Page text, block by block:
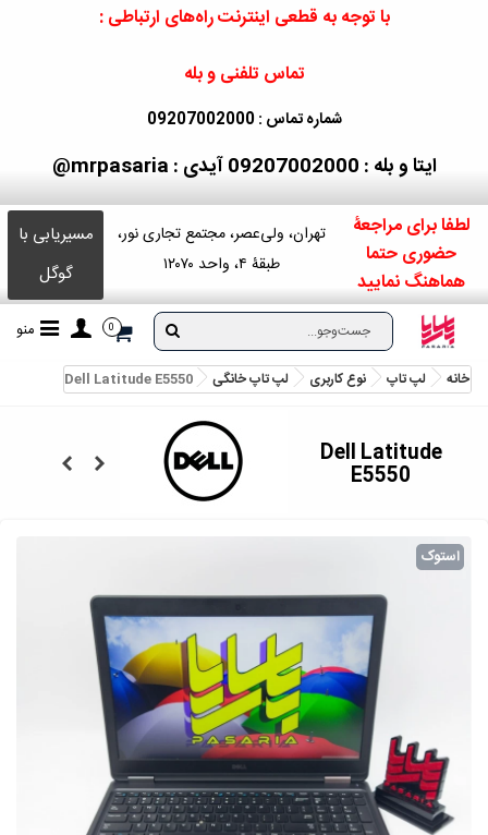
با توجه به قطعی اینترنت راه‌های ارتباطی :
تماس تلفنی و بله
شماره تماس : 09207002000
ایتا و بله : 09207002000 آیدی : mrpasaria@
لطفا برای مراجعۀ
حضوری حتما
هماهنگ نمایید
تهران، ولی‌عصر، مجتمع تجاری نور،
طبقۀ ۴، واحد ۱۲۰۷۰
مسیریابی با
گوگل
0 منو
خانه لپ تاپ نوع کاربری لپ تاپ خانگی Dell Latitude E5550
Dell Latitude
E5550
استوک